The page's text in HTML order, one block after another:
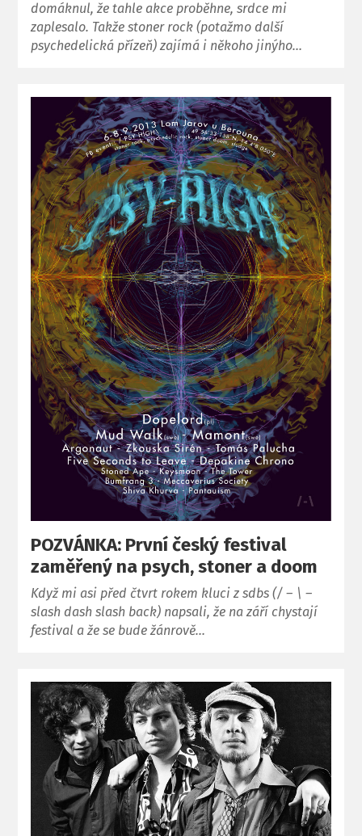
domáknul, že tahle akce proběhne, srdce mi
zaplesalo. Takže stoner rock (potažmo další
psychedelická přízeň) zajímá i někoho jinýho…
POZVÁNKA: První český festival
zaměřený na psych, stoner a doom
Když mi asi před čtvrt rokem kluci z sdbs (/ – \ –
slash dash slash back) napsali, že na září chystají
festival a že se bude žánrově…